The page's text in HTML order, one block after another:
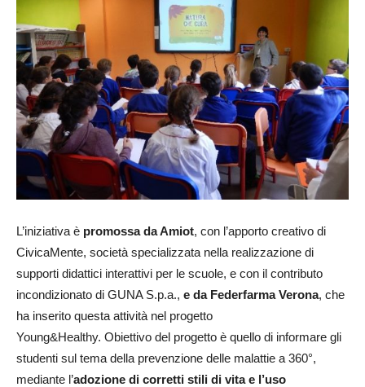
L’iniziativa è promossa da Amiot, con l’apporto creativo di
CivicaMente, società specializzata nella realizzazione di
supporti didattici interattivi per le scuole, e con il contributo
incondizionato di GUNA S.p.a., e da Federfarma Verona, che
ha inserito questa attività nel progetto
Young&Healthy. Obiettivo del progetto è quello di informare gli
studenti sul tema della prevenzione delle malattie a 360°,
mediante l’adozione di corretti stili di vita e l’uso